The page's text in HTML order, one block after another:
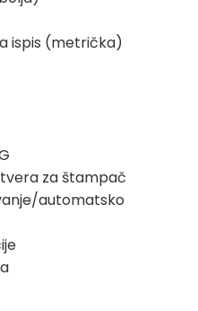
ispis (metrička)
za štampač
automatsko